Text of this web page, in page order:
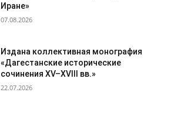
Иране»
07.08.2026
Издана коллективная монография
«Дагестанские исторические
сочинения XV–XVIII вв.»
22.07.2026